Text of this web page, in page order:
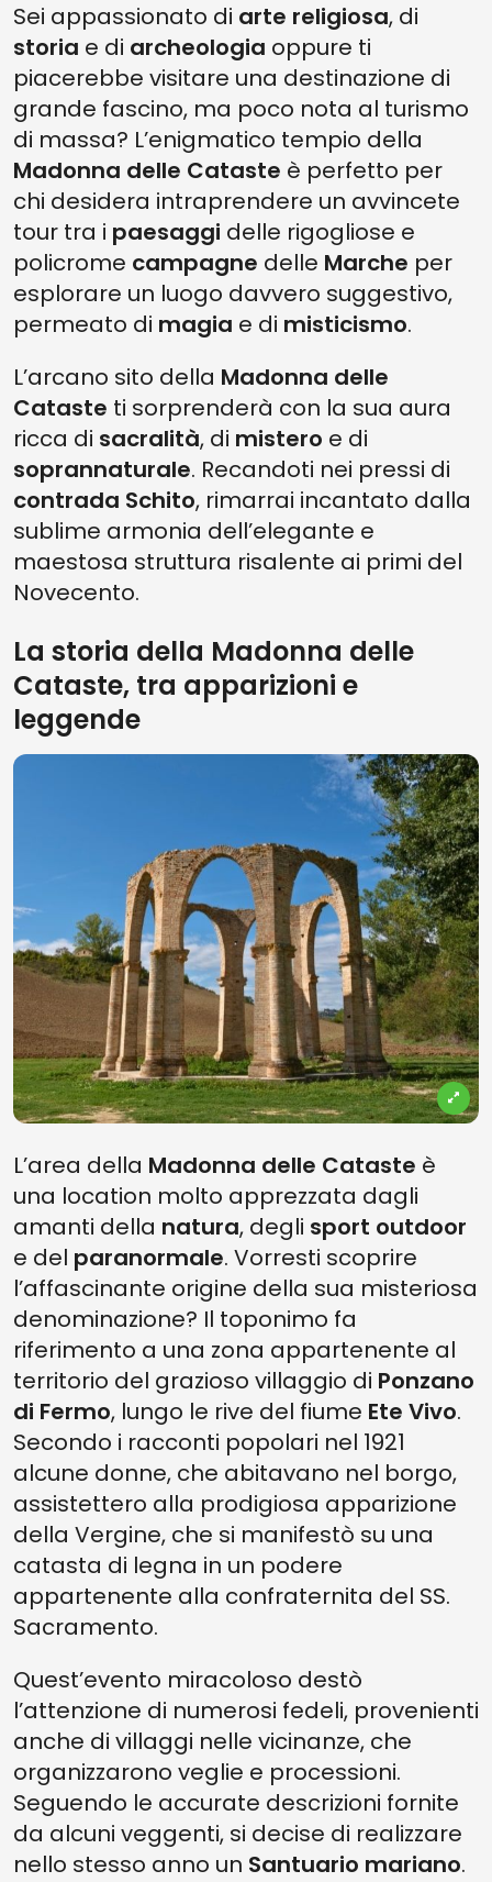
Sei appassionato di arte religiosa, di
storia e di archeologia oppure ti
piacerebbe visitare una destinazione di
grande fascino, ma poco nota al turismo
di massa? L’enigmatico tempio della
Madonna delle Cataste è perfetto per
chi desidera intraprendere un avvincete
tour tra i paesaggi delle rigogliose e
policrome campagne delle Marche per
esplorare un luogo davvero suggestivo,
permeato di magia e di misticismo.
L’arcano sito della Madonna delle
Cataste ti sorprenderà con la sua aura
ricca di sacralità, di mistero e di
soprannaturale. Recandoti nei pressi di
contrada Schito, rimarrai incantato dalla
sublime armonia dell’elegante e
maestosa struttura risalente ai primi del
Novecento.
La storia della Madonna delle
Cataste, tra apparizioni e
leggende
L’area della Madonna delle Cataste è
una location molto apprezzata dagli
amanti della natura, degli sport outdoor
e del paranormale. Vorresti scoprire
l’affascinante origine della sua misteriosa
denominazione? Il toponimo fa
riferimento a una zona appartenente al
territorio del grazioso villaggio di Ponzano
di Fermo, lungo le rive del fiume Ete Vivo.
Secondo i racconti popolari nel 1921
alcune donne, che abitavano nel borgo,
assistettero alla prodigiosa apparizione
della Vergine, che si manifestò su una
catasta di legna in un podere
appartenente alla confraternita del SS.
Sacramento.
Quest’evento miracoloso destò
l’attenzione di numerosi fedeli, provenienti
anche di villaggi nelle vicinanze, che
organizzarono veglie e processioni.
Seguendo le accurate descrizioni fornite
da alcuni veggenti, si decise di realizzare
nello stesso anno un Santuario mariano.